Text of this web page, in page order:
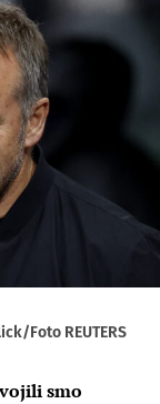
Foto REUTERS
smo